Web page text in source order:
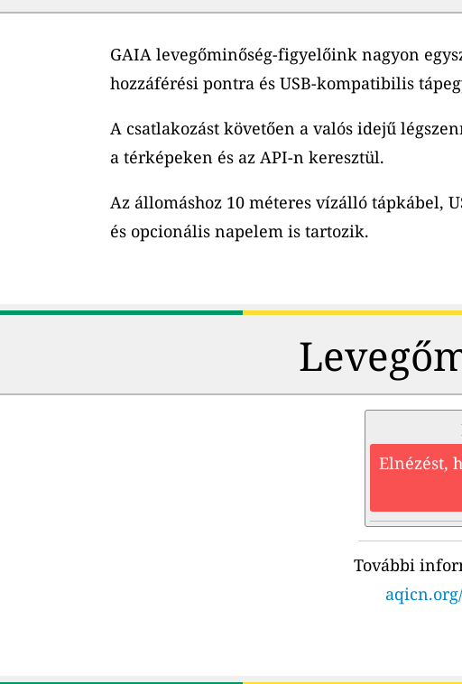
GAIA levegőminőség-figyelőink nagyon
hozzáférési pontra és USB-kompatibilis
A csatlakozást követően a valós idejű
a térképeken és az API-n keresztül.
Az állomáshoz 10 méteres vízálló tápkábel,
és opcionális napelem is tartozik.
Elnézést,
További